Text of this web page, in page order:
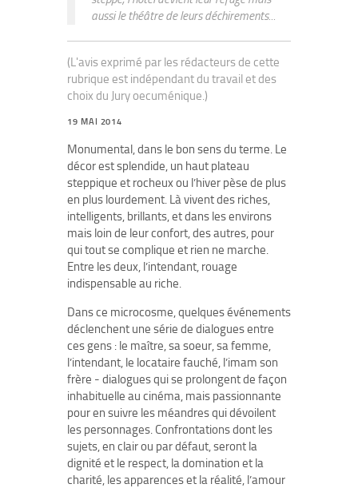
aussi le théâtre de leurs déchirements...
(L'avis exprimé par les rédacteurs de cette
rubrique est indépendant du travail et des
choix du Jury oecuménique.)
19 MAI 2014
Monumental, dans le bon sens du terme. Le
décor est splendide, un haut plateau
steppique et rocheux ou l’hiver pèse de plus
en plus lourdement. Là vivent des riches,
intelligents, brillants, et dans les environs
mais loin de leur confort, des autres, pour
qui tout se complique et rien ne marche.
Entre les deux, l’intendant, rouage
indispensable au riche.
Dans ce microcosme, quelques événements
déclenchent une série de dialogues entre
ces gens : le maître, sa soeur, sa femme,
l’intendant, le locataire fauché, l’imam son
frère - dialogues qui se prolongent de façon
inhabituelle au cinéma, mais passionnante
pour en suivre les méandres qui dévoilent
les personnages. Confrontations dont les
sujets, en clair ou par défaut, seront la
dignité et le respect, la domination et la
charité, les apparences et la réalité, l’amour